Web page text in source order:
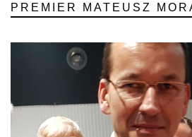
PREMIER MATEUSZ